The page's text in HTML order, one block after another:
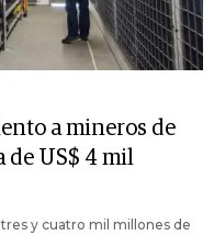
a mineros de
de US$ 4 mil
y cuatro mil millones de